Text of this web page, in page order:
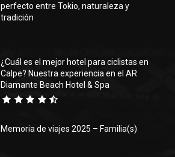
perfecto entre Tokio, naturaleza y
tradición
¿Cuál es el mejor hotel para ciclistas en
Calpe? Nuestra experiencia en el AR
Diamante Beach Hotel & Spa
Memoria de viajes 2025 – Familia(s)